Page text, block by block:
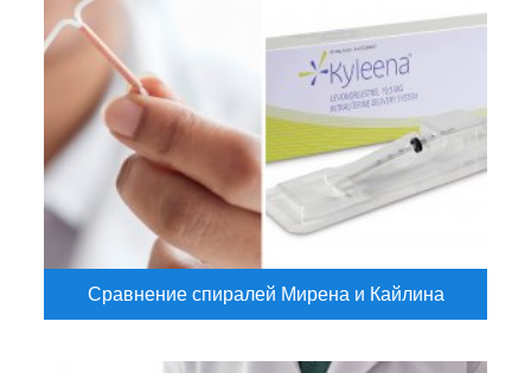
Сравнение спиралей Мирена и Кайлина